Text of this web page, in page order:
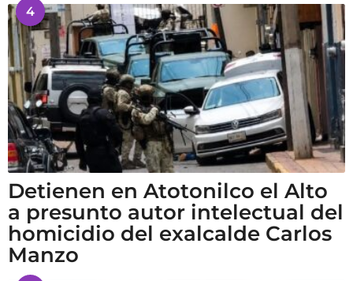
4
Detienen en Atotonilco el Alto
a presunto autor intelectual del
homicidio del exalcalde Carlos
Manzo